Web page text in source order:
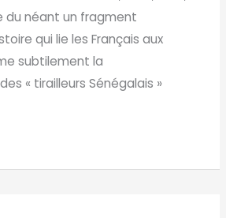
du néant un fragment
qui lie les Français aux
subtilement la
« tirailleurs Sénégalais »